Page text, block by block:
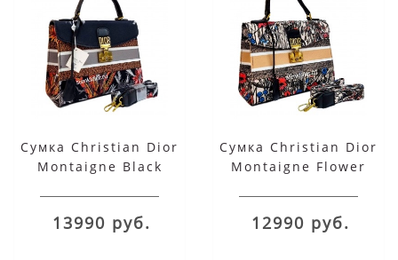
Сумка Christian Dior
Montaigne Black
13990 руб.
Сумка Christian Dior
Montaigne Flower
12990 руб.